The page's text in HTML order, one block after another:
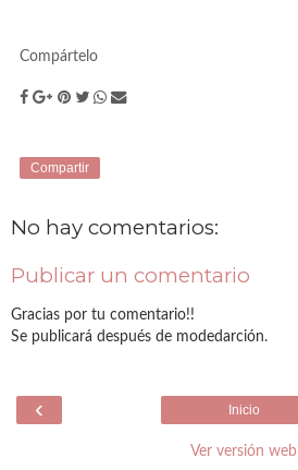
Compártelo
Compartir
No hay comentarios:
Publicar un comentario
Gracias por tu comentario!!
Se publicará después de modedarción.
‹ Inicio
Ver versión web